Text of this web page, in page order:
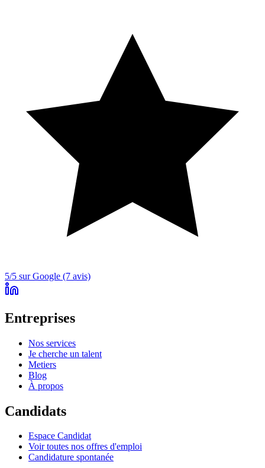
5/5 sur Google (7 avis)
Entreprises
Nos services
Je cherche un talent
Metiers
Blog
À propos
Candidats
Espace Candidat
Voir toutes nos offres d'emploi
Candidature spontanée